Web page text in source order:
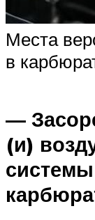
Места
в
—
(и)